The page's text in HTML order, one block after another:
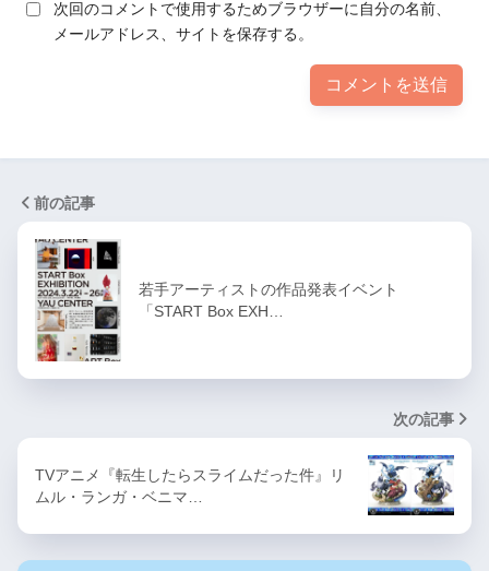
次回のコメントで使用するためブラウザーに自分の名前、
メールアドレス、サイトを保存する。
前の記事
若手アーティストの作品発表イベント
「START Box EXH…
次の記事
TVアニメ『転生したらスライムだった件』リ
ムル・ランガ・ベニマ…